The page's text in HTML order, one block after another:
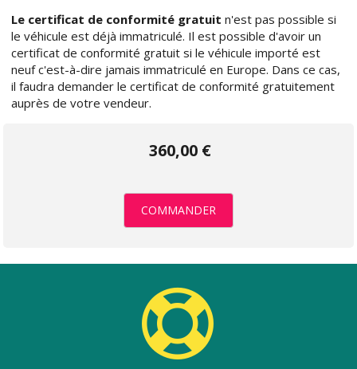
Le certificat de conformité gratuit n'est pas possible si
le véhicule est déjà immatriculé. Il est possible d'avoir un
certificat de conformité gratuit si le véhicule importé est
neuf c'est-à-dire jamais immatriculé en Europe. Dans ce cas,
il faudra demander le certificat de conformité gratuitement
auprès de votre vendeur.
360,00 €
COMMANDER